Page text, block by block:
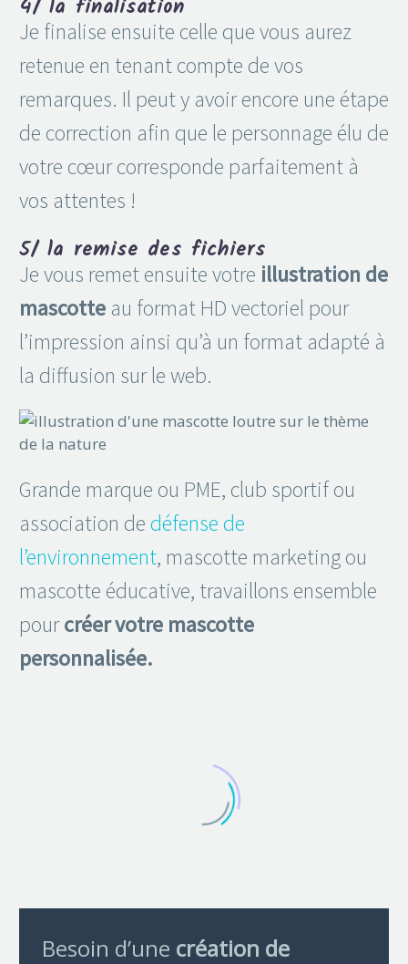
4/ la finalisation
Je finalise ensuite celle que vous aurez
retenue en tenant compte de vos
remarques. Il peut y avoir encore une étape
de correction afin que le personnage élu de
votre cœur corresponde parfaitement à
vos attentes !
5/ la remise des fichiers
Je vous remet ensuite votre illustration de
mascotte au format HD vectoriel pour
l’impression ainsi qu’à un format adapté à
la diffusion sur le web.
Grande marque ou PME, club sportif ou
association dedéfense de
l’environnement, mascotte marketing ou
mascotte éducative, travaillons ensemble
pourcréer votre mascotte
personnalisée.
Besoin d’une création de